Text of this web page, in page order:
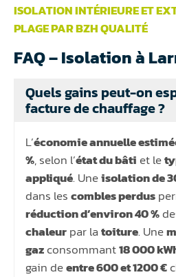
ISOLATION INTÉRIEURE ET
PLAGE PAR BZH QUALITÉ
FAQ – Isolation à
Quels gains peut-on
facture de chauffage ?
L’économie annuelle
%, selon l’état du bâti et le
appliqué. Uneisolation de
dans lescombles perdus
réduction d’environ 40 %
chaleurpar latoiture. Une
gazconsommant18 000
gain deentre 600 et 1200 €